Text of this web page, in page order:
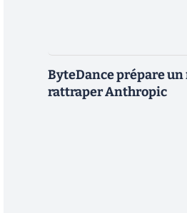
ByteDance prépare
rattraper Anthropic